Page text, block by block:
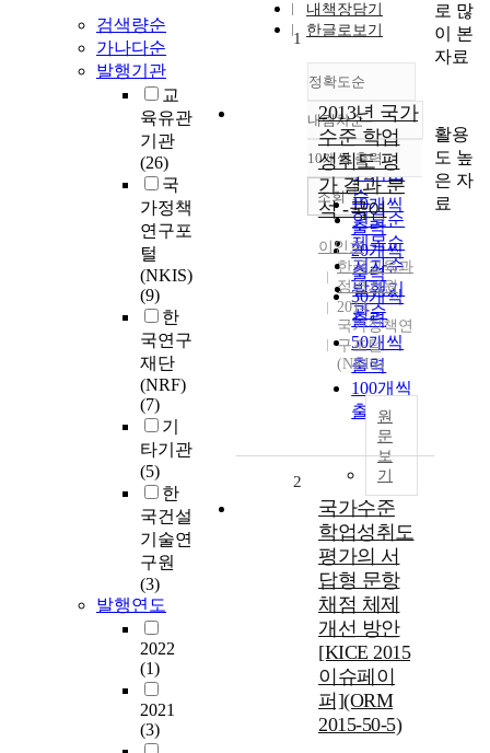
검색량순
가나다순
발행기관
교
육유관
기관
(26)
국
가정책
연구포
털
(NKIS)
(9)
한
국연구
재단
(NRF)
(7)
기
타기관
(5)
한
국건설
기술연
구원
(3)
발행연도
2022
(1)
2021
(3)
내책장담기
한글로보기
정확도순
정확도
순
인기도
순
연도순
제목순
저자순
발행기
관순
내림차순
내림차순
10개씩 출력
10개씩
출력
20개씩
출력
30개씩
출력
50개씩
출력
100개씩
출력
조회
1
2013년 국가
수준 학업
성취도 평
가 결과 분
석 -국어
이인호
한국교육과
정평가원
2014
국가정책연
구포털
(NKIS)
원
문
보
기
2
국가수준
학업성취도
평가의 서
답형 문항
채점 체제
개선 방안
[KICE 2015
이슈페이
퍼](ORM
2015-50-5)
로 많
이 본
자료
활용
도 높
은 자
료